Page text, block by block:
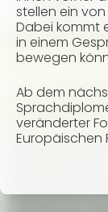
stellen ein
Dabei kommt
in einem
bewegen
Ab dem
veränderter
Europäischen